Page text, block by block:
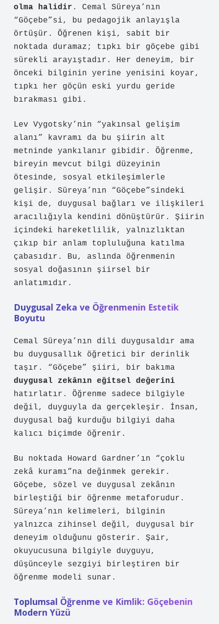
olma halidir . Cemal Süreya’nın
“Göçebe”si, bu pedagojik anlayışla
örtüşür. Öğrenen kişi, sabit bir
noktada duramaz; tıpkı bir göçebe gibi
sürekli arayıştadır. Her deneyim, bir
önceki bilginin yerine yenisini koyar,
tıpkı her göçün eski yurdu geride
bırakması gibi.
Lev Vygotsky’nin “yakınsal gelişim
alanı” kavramı da bu şiirin alt
metninde yankılanır gibidir. Öğrenme,
bireyin mevcut bilgi düzeyinin
ötesinde, sosyal etkileşimlerle
gelişir. Süreya’nın “Göçebe”sindeki
kişi de, duygusal bağları ve ilişkileri
aracılığıyla kendini dönüştürür. Şiirin
içindeki hareketlilik, yalnızlıktan
çıkıp bir anlam topluluğuna katılma
çabasıdır. Bu, aslında öğrenmenin
sosyal doğasının şiirsel bir
anlatımıdır.
Duygusal Zeka ve Öğrenmenin Estetik
Boyutu
Cemal Süreya’nın dili duygusaldır ama
bu duygusallık öğretici bir derinlik
taşır. “Göçebe” şiiri, bir bakıma
duygusal zekânın eğitsel değerini
hatırlatır. Öğrenme sadece bilgiyle
değil, duyguyla da gerçekleşir. İnsan,
duygusal bağ kurduğu bilgiyi daha
kalıcı biçimde öğrenir.
Bu noktada Howard Gardner’ın “çoklu
zekâ kuramı”na değinmek gerekir.
Göçebe, sözel ve duygusal zekânın
birleştiği bir öğrenme metaforudur.
Süreya’nın kelimeleri, bilginin
yalnızca zihinsel değil, duygusal bir
deneyim olduğunu gösterir. Şair,
okuyucusuna bilgiyle duyguyu,
düşünceyle sezgiyi birleştiren bir
öğrenme modeli sunar.
Toplumsal Öğrenme ve Kimlik: Göçebenin
Modern Yüzü